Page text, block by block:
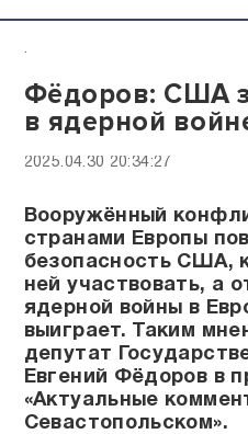
.
Фёдоров: США
в ядерной
2025.04.30 20:34:27
Вооружённый
странами Европы
безопасность США,
ней участвовать, а
ядерной войны в
выиграет. Таким
депутат
Евгений Фёдоров в
«Актуальные
Севастопольском».